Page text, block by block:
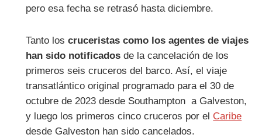
pero esa fecha se retrasó hasta diciembre.
Tanto loscruceristas como los agentes de viajes
han sido notificados de la cancelación de los
primeros seis cruceros del barco. Así, el viaje
transatlántico original programado para el 30 de
octubre de 2023 desde Southampton a Galveston,
y luego los primeros cinco cruceros por el Caribe
desde Galveston han sido cancelados.